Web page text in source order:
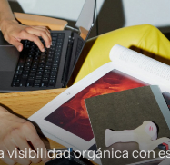
con estrategia